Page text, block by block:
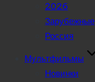
2026
Зарубежные
Россия
Мультфильмы
Новинки